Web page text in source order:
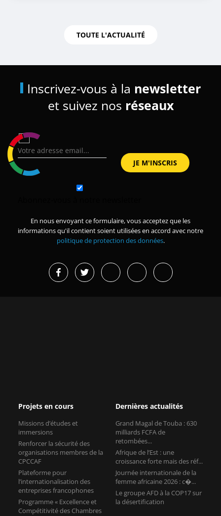
TOUTE L'ACTUALITÉ
Inscrivez-vous à la newsletter
et suivez nos réseaux
En nous envoyant ce formulaire, vous acceptez que les
informations qu'il contient soient utilisées en accord avec notre
politique de protection des données.
Projets en cours
Missions d’études et
immersions
Renforcer la sécurité des
organisations membres de la
CPCCAF
Plateforme pour
l’internationalisation des
entreprises francophones
Programme « Excellence et
Compétitivité des Chambres
Dernières actualités
Grand Magal de Touba : 630
milliards FCFA de
retombées...
Afrique de l’Est : une
croissance forte mais des réf...
Journée internationale de la
femme africaine 2026 : c�...
Le groupe AFD à la COP17 sur
la désertification